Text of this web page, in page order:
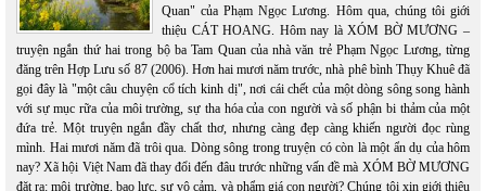
Quan" của Phạm Ngọc Lương. Hôm qua, chúng tôi giới
thiệu CÁT HOANG. Hôm nay là XÓM BỜ MƯƠNG –
truyện ngắn thứ hai trong bộ ba Tam Quan của nhà văn trẻ Phạm Ngọc Lương, từng
đăng trên Hợp Lưu số 87 (2006). Hơn hai mươi năm trước, nhà phê bình Thụy Khuê đã
gọi đây là "một câu chuyện cổ tích kinh dị", nơi cái chết của một dòng sông song hành
với sự mục rữa của môi trường, sự tha hóa của con người và số phận bi thảm của một
đứa trẻ. Một truyện ngắn đầy chất thơ, nhưng càng đẹp càng khiến người đọc rùng
mình. Hai mươi năm đã trôi qua. Dòng sông trong truyện có còn là một ẩn dụ của hôm
nay? Xã hội Việt Nam đã thay đổi đến đâu trước những vấn đề mà XÓM BỜ MƯƠNG
đặt ra: môi trường, bạo lực, sự vô cảm, và phẩm giá con người? Chúng tôi xin giới thiệu